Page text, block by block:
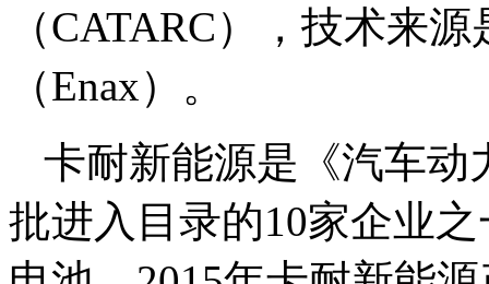
（CATARC），技术来
（Enax）。
卡耐新能源是《汽车动
批进入目录的10家企业